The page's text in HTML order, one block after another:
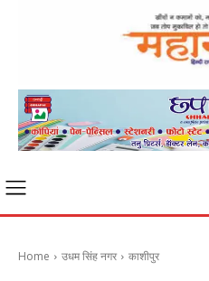
Home उधम सिंह नगर काशीपुर